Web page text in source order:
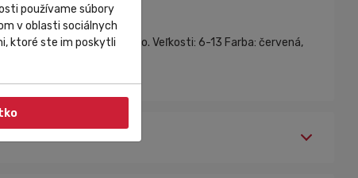
dlaň z Nano Clarino. Veľkosti: 6-13 Farba: červená,
používame súbory
v oblasti sociálnych
ktoré ste im poskytli